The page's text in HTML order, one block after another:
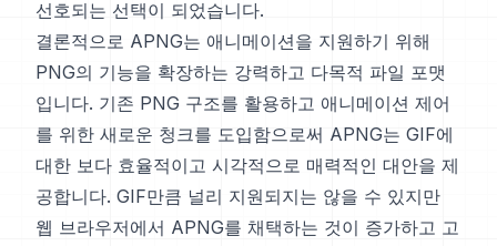
선호되는 선택이 되었습니다.
결론적으로 APNG는 애니메이션을 지원하기 위해
PNG의 기능을 확장하는 강력하고 다목적 파일 포맷
입니다. 기존 PNG 구조를 활용하고 애니메이션 제어
를 위한 새로운 청크를 도입함으로써 APNG는 GIF에
대한 보다 효율적이고 시각적으로 매력적인 대안을 제
공합니다. GIF만큼 널리 지원되지는 않을 수 있지만
웹 브라우저에서 APNG를 채택하는 것이 증가하고 고